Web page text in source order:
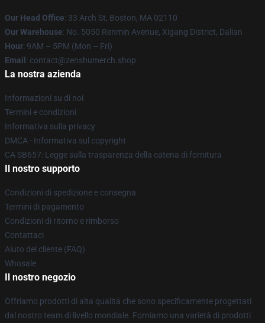
Our Head Office: 33 Arch St, Boston, MA 02110
Our Warehouse: No. 5050 Renmin Avenue, Xigang District, Dalian
Hour: 9AM – 5PM (Mon – Fri)
Email : contact@zenshumerch.shop
La nostra azienda
Informazioni su di noi
Termini e condizioni
Informativa sulla privacy
DMCA - Informativa sul copyright
CA SB657: Legge sulla trasparenza della catena di fornitura
Il nostro supporto
Condizioni di spedizione e consegna
Termini di pagamento
Condizioni di ritorno e rimborso
Contattaci
Aiuto del cliente (FAQ)
Whosale
Il nostro negozio
Offriamo prodotti di alta qualità che sono specificamente progettati
dal nostro team di livello mondiale. Forniamo una varietà di prodotti